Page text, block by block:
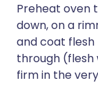
Preheat oven
down, on a
and coat flesh
through (flesh
firm in the